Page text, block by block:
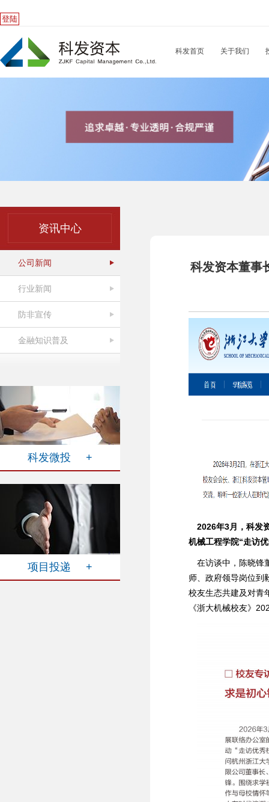
登陆
科发首页 关于我们
资讯中心
公司新闻
行业新闻
防非宣传
金融知识普及
科发微投 +
项目投递 +
科发资本董事
2026年3月，科发
机械工程学院“走访
在访谈中，陈晓锋
师、政府领导岗位到
校友生态共建及对青
《浙大机械校友》